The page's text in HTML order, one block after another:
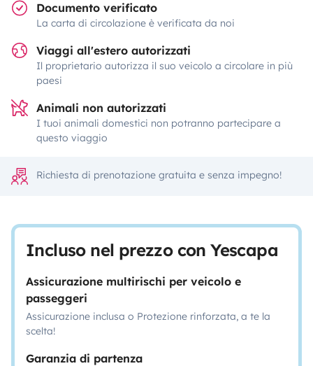
Documento verificato
La carta di circolazione è verificata da noi
Viaggi all'estero autorizzati
Il proprietario autorizza il suo veicolo a circolare in più
paesi
Animali non autorizzati
I tuoi animali domestici non potranno partecipare a
questo viaggio
Richiesta di prenotazione gratuita e senza impegno!
Incluso nel prezzo con Yescapa
Assicurazione multirischi per veicolo e
passeggeri
Assicurazione inclusa o Protezione rinforzata, a te la
scelta!
Garanzia di partenza